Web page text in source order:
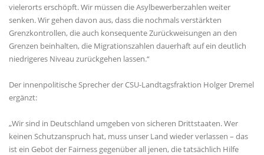
vielerorts erschöpft. Wir müssen die Asylbewerberzahlen weiter
senken. Wir gehen davon aus, dass die nochmals verstärkten
Grenzkontrollen, die auch konsequente Zurückweisungen an den
Grenzen beinhalten, die Migrationszahlen dauerhaft auf ein deutlich
niedrigeres Niveau zurückgehen lassen.“
Der innenpolitische Sprecher der CSU-Landtagsfraktion Holger Dremel
ergänzt:
Wir sind in Deutschland umgeben von sicheren Drittstaaten. Wer
keinen Schutzanspruch hat, muss unser Land wieder verlassen – das
ist ein Gebot der Fairness gegenüber all jenen, die tatsächlich Hilfe